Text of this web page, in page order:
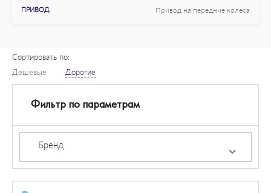
ПРИВОД Привод на передние колеса
Сортировать по:
Дешевые
Дорогие
Фильтр по параметрам
Бренд